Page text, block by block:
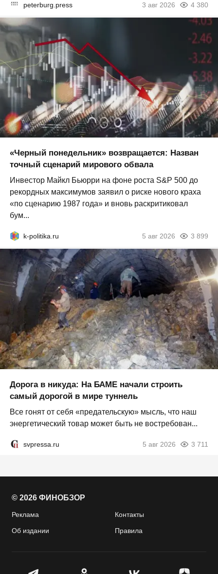
peterburg.press 3 авг 2026 4 380
«Черный понедельник» возвращается: Назван
точный сценарий мирового обвала
Инвестор Майкл Бьюрри на фоне роста S&P 500 до
рекордных максимумов заявил о риске нового краха
«по сценарию 1987 года» и вновь раскритиковал
бум...
k-politika.ru 5 авг 2026 3 899
Дорога в никуда: На БАМЕ начали строить
самый дорогой в мире туннель
Все гонят от себя «предательскую» мысль, что наш
энергетический товар может быть не востребован...
svpressa.ru 5 авг 2026 3 711
© 2026 ФИНОБЗОР
Реклама Контакты
Об издании Правила